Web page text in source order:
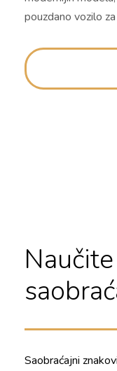
pouzdano vozilo
Saobraćajni